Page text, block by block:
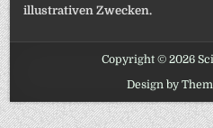
illustrativen Zwecken.
Copyright © 2026
Design by